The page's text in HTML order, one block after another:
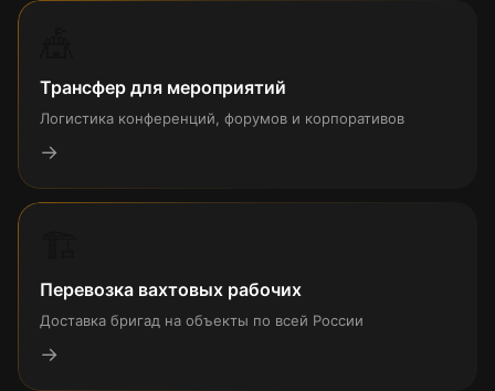
Трансфер для мероприятий
Логистика конференций, форумов и корпоративов
→
Перевозка вахтовых рабочих
Доставка бригад на объекты по всей России
→